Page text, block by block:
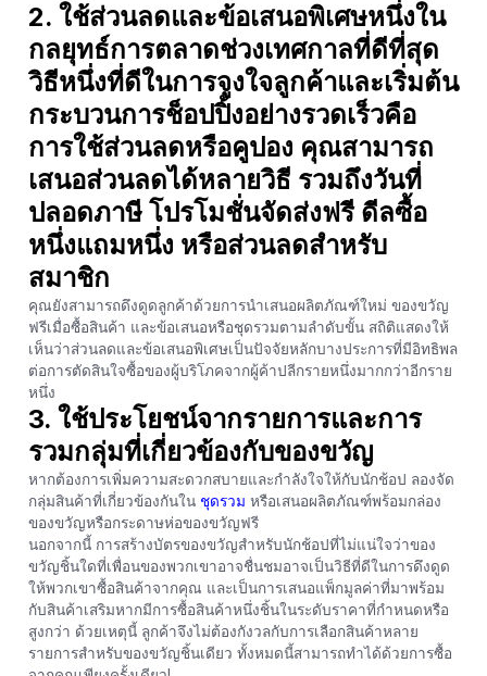
2. ใช้ส่วนลดและข้อเสนอพิเศษหนึ่งใน
กลยุทธ์การตลาดช่วงเทศกาลที่ดีที่สุด
วิธีหนึ่งที่ดีในการจูงใจลูกค้าและเริ่มต้น
กระบวนการช็อปปิ้งอย่างรวดเร็วคือ
การใช้ส่วนลดหรือคูปอง คุณสามารถ
เสนอส่วนลดได้หลายวิธี รวมถึงวันที่
ปลอดภาษี โปรโมชั่นจัดส่งฟรี ดีลซื้อ
หนึ่งแถมหนึ่ง หรือส่วนลดสำหรับ
สมาชิก
คุณยังสามารถดึงดูดลูกค้าด้วยการนำเสนอผลิตภัณฑ์ใหม่ ของขวัญ
ฟรีเมื่อซื้อสินค้า และข้อเสนอหรือชุดรวมตามลำดับขั้น สถิติแสดงให้
เห็นว่าส่วนลดและข้อเสนอพิเศษเป็นปัจจัยหลักบางประการที่มีอิทธิพล
ต่อการตัดสินใจซื้อของผู้บริโภคจากผู้ค้าปลีกรายหนึ่งมากกว่าอีกราย
หนึ่ง
3. ใช้ประโยชน์จากรายการและการ
รวมกลุ่มที่เกี่ยวข้องกับของขวัญ
หากต้องการเพิ่มความสะดวกสบายและกำลังใจให้กับนักช้อป ลองจัด
กลุ่มสินค้าที่เกี่ยวข้องกันใน ชุดรวม หรือเสนอผลิตภัณฑ์พร้อมกล่อง
ของขวัญหรือกระดาษห่อของขวัญฟรี
นอกจากนี้ การสร้างบัตรของขวัญสำหรับนักช้อปที่ไม่แน่ใจว่าของ
ขวัญชิ้นใดที่เพื่อนของพวกเขาอาจชื่นชมอาจเป็นวิธีที่ดีในการดึงดูด
ให้พวกเขาซื้อสินค้าจากคุณ และเป็นการเสนอแพ็กมูลค่าที่มาพร้อม
กับสินค้าเสริมหากมีการซื้อสินค้าหนึ่งชิ้นในระดับราคาที่กำหนดหรือ
สูงกว่า ด้วยเหตุนี้ ลูกค้าจึงไม่ต้องกังวลกับการเลือกสินค้าหลาย
รายการสำหรับของขวัญชิ้นเดียว ทั้งหมดนี้สามารถทำได้ด้วยการซื้อ